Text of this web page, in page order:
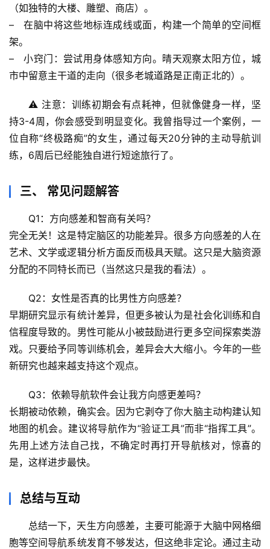
档
案
宇
宙
生
活
技
前
沿
驿
站
辟
真
（如独特的大楼、雕塑、商店）。
–   在脑中将这些地标连成线或面，构建一个简单的空间框
架。
– 小窍门 ：尝试用身体感知方向。晴天观察太阳方位，城
市中留意主干道的走向（很多老城道路是正南正北的）。
⚠️ 注意 ：训练初期会有点耗神，但就像健身一样，坚
持3-4周，你会感受到明显变化。我曾指导过一个案例，一
位自称“终极路痴”的女生，通过每天20分钟的主动导航训
练，6周后已经能独自进行短途旅行了。
三、 常见问题解答
Q1：方向感差和智商有关吗？
完全无关！这是特定脑区的功能差异。很多方向感差的人在
艺术、文学或逻辑分析方面反而极具天赋。这只是大脑资源
分配的不同特长而已（当然这只是我的看法）。
Q2：女性是否真的比男性方向感差？
早期研究显示有统计差异，但更多被认为是社会化训练和自
信程度导致的。男性可能从小被鼓励进行更多空间探索类游
戏。只要给予同等训练机会，差异会大大缩小。今年的一些
新研究也越来越支持这个观点。
Q3：依赖导航软件会让我方向感更差吗？
长期被动依赖，确实会。因为它剥夺了你大脑主动构建认知
地图的机会。建议将导航作为“验证工具”而非“指挥工具”。
先用上述方法自己找，不确定时再打开导航核对，惊喜的
是，这样进步最快。
总结与互动
总结一下，天生方向感差，主要可能源于大脑中网格细
胞等空间导航系统发育不够发达，但这绝非定论。通过主动